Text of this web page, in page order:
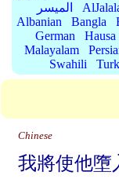
الميسر
Albanian
Bangla
German
Hausa
Malayalam
Swahili
Chinese
我將使他墮